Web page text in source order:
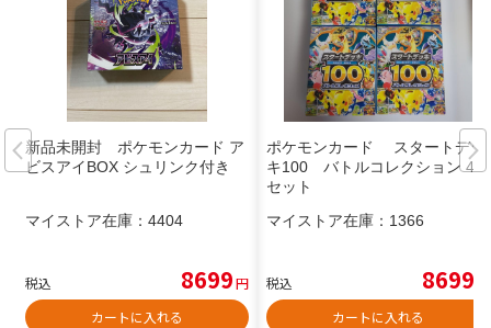
新品未開封 ポケモンカード ア
ビスアイBOX シュリンク付き
マイストア在庫： 4404
税込 8699円
カートに入れる
ポケモンカード スタートデッ
キ100 バトルコレクション 4個
セット
マイストア在庫： 1366
税込 8699
カートに入れる